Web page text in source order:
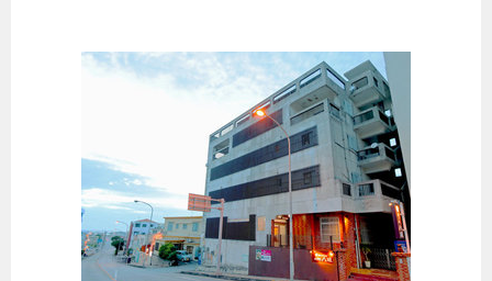
じゃらんで確認する
【早期割90】じゃらん限定25%OFF◆90日前までの
ご予約限定＜素泊り＞
ツイン 🍴食事なし IN15:00- OUT -11:00